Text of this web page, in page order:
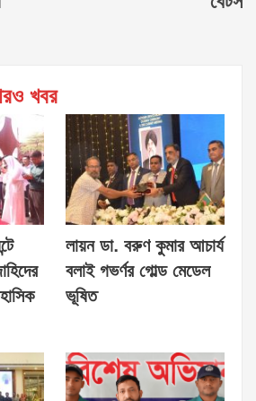
খবর
লায়ন ডা. বরুণ কুমার আচার্য
বলাই গভর্ণর গোল্ড মেডেল
ভূষিত